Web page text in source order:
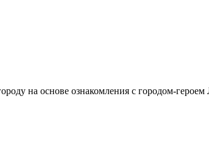
на основе ознакомления с городом-